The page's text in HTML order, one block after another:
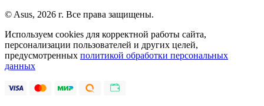
© Asus, 2026 г. Все права защищены.
Используем cookies для корректной работы сайта,
персонализации пользователей и других целей,
предусмотренных политикой обработки персональных
данных